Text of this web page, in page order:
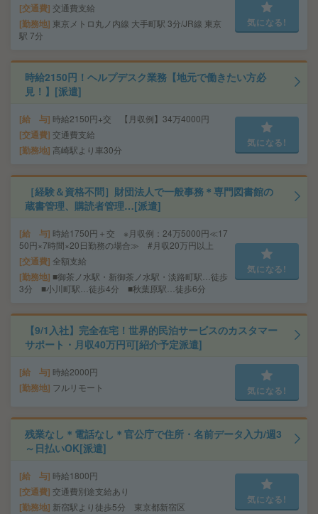
交通費 交通費支給
勤務地 東京メトロ丸ノ内線 大手町駅 3分/JR線 東京
駅 7分
気になる!
時給2150円！ヘルプデスク業務【地元で働きたい方必
見！】[派遣]
給 与 時給2150円+交 【月収例】34万4000円
交通費 交通費支給
勤務地 高崎駅より車30分
気になる!
［経験＆資格不問］財団法人で一般事務＊専門図書館の
蔵書管理、購読者管理…[派遣]
給 与 時給1750円＋交 ※月収例：24万5000円≪17
50円×7時間×20日勤務の場合≫ #月収20万円以上
交通費 全額支給
勤務地 ■御茶ノ水駅・新御茶ノ水駅・淡路町駅…徒歩
3分 ■小川町駅…徒歩4分 ■秋葉原駅…徒歩6分
気になる!
【9/1入社】完全在宅！世界的民泊サービスのカスタマー
サポート・月収40万円可[紹介予定派遣]
給 与 時給2000円
勤務地 フルリモート 気になる!
残業なし＊電話なし＊官公庁で住所・名前データ入力/週3
～日払いOK[派遣]
給 与 時給1800円
交通費 交通費別途支給あり
勤務地 新宿駅より徒歩5分 東京都新宿区
気になる!